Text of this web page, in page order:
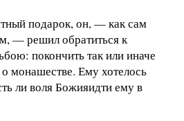
подарок, он, — как сам
— решил обратиться к
покончить так или иначе
монашестве. Ему хотелось
ливоля Божияидти ему в